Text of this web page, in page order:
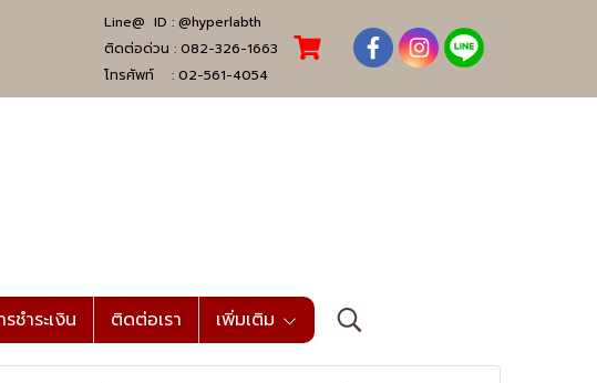
Line@ ID : @hyperlabth
ติดต่อด่วน : 082-326-1663
โทรศัพท์ : 02-561-4054
ชำระเงิน ติดต่อเรา เพิ่มเติม